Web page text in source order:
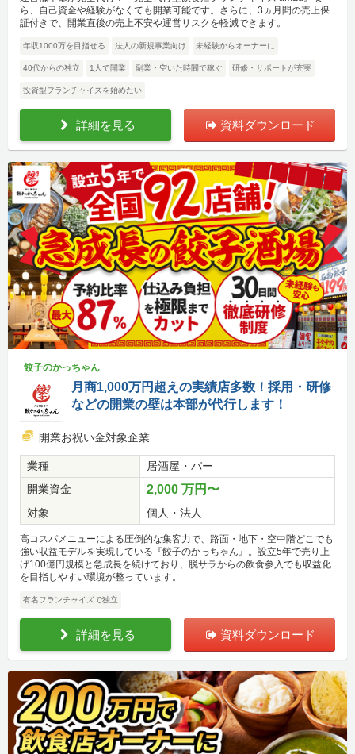
ら、自己資金や経験がなくても開業可能です。さらに、3ヵ月間の売上保
証付きで、開業直後の売上不安や運営リスクを軽減できます。
年収1000万を目指せる 法人の新規事業向け 未経験からオーナーに
40代からの独立 1人で開業 副業・空いた時間で稼ぐ 研修・サポートが充実
投資型フランチャイズを始めたい
詳細を見る 資料ダウンロード
餃子のかっちゃん
月商1,000万円超えの実績店多数！採用・研修
などの開業の壁は本部が代行します！
開業お祝い金対象企業
業種
居酒屋・バー
開業資金
2,000 万円〜
対象 個人・法人
高コスパメニューによる圧倒的な集客力で、路面・地下・空中階どこでも
強い収益モデルを実現している『餃子のかっちゃん』。設立5年で売り上
げ100億円規模と急成長を続けており、脱サラからの飲食参入でも収益化
を目指しやすい環境が整っています。
有名フランチャイズで独立
詳細を見る 資料ダウンロード